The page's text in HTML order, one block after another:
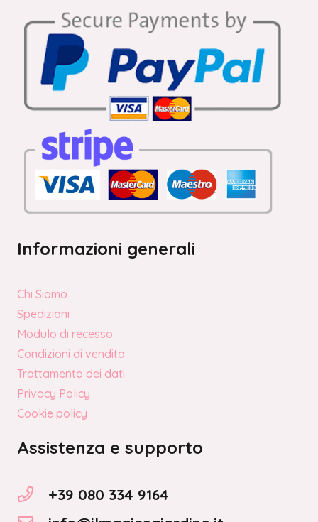
Informazioni generali
Chi Siamo
Spedizioni
Modulo di recesso
Condizioni di vendita
Trattamento dei dati
Privacy Policy
Cookie policy
Assistenza e supporto
+39 080 334 9164